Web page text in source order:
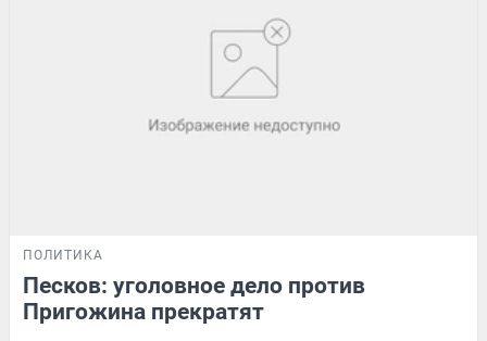
ПОЛИТИКА
Песков: уголовное дело против
Пригожина прекратят